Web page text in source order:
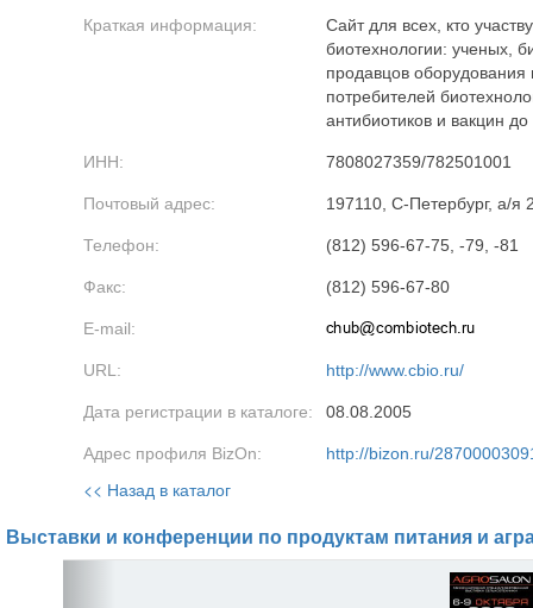
Краткая информация:
Cайт для всех, кто
биотехнологии: ученых,
продавцов оборудования
потребителей
антибиотиков и вакцин
ИНН: 7808027359/782501001
Почтовый адрес: 197110, С-Петербург, а/я
Телефон: (812) 596-67-75, -79, -81
Факс: (812) 596-67-80
E-mail:
URL: http://www.cbio.ru/
Дата регистрации в каталоге: 08.08.2005
Адрес профиля BizOn: http://bizon.ru/
<< Назад в каталог
Выставки и конференции по продуктам питания и